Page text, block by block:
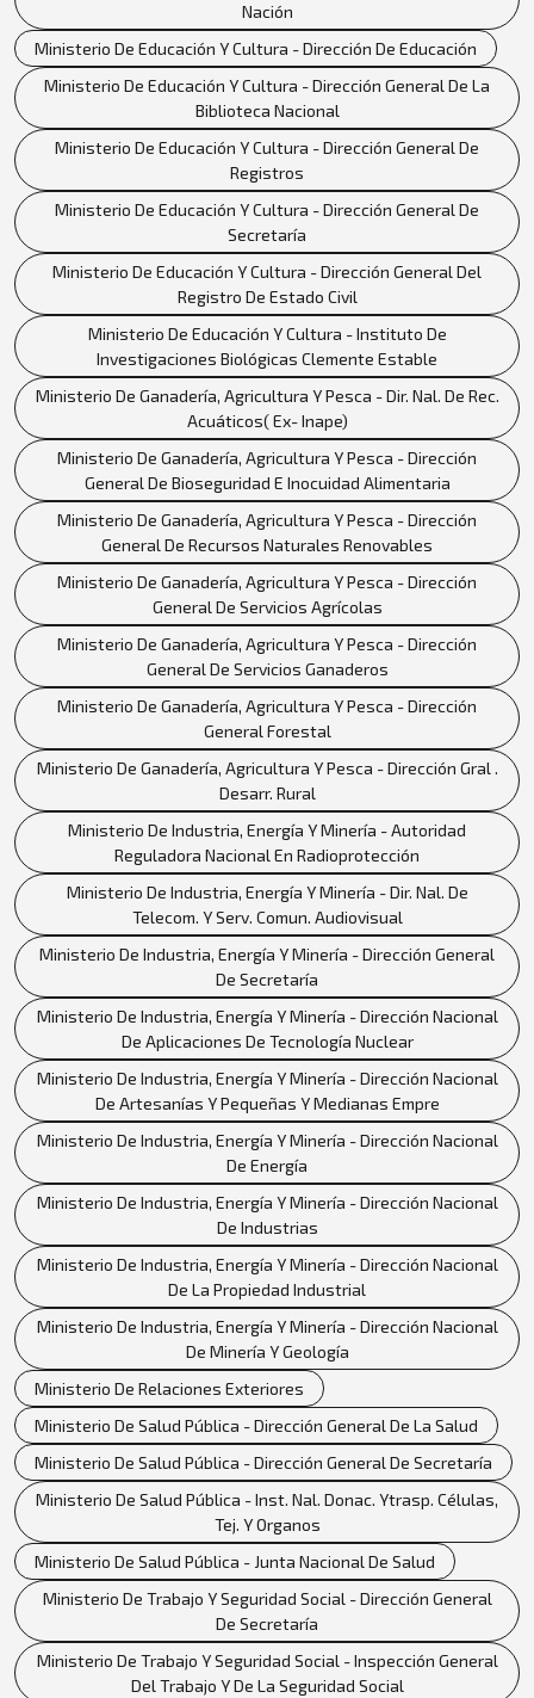
Nación
Ministerio De Educación Y Cultura - Dirección De Educación
Ministerio De Educación Y Cultura - Dirección General De La
Biblioteca Nacional
Ministerio De Educación Y Cultura - Dirección General De
Registros
Ministerio De Educación Y Cultura - Dirección General De
Secretaría
Ministerio De Educación Y Cultura - Dirección General Del
Registro De Estado Civil
Ministerio De Educación Y Cultura - Instituto De
Investigaciones Biológicas Clemente Estable
Ministerio De Ganadería, Agricultura Y Pesca - Dir. Nal. De Rec.
Acuáticos( Ex- Inape)
Ministerio De Ganadería, Agricultura Y Pesca - Dirección
General De Bioseguridad E Inocuidad Alimentaria
Ministerio De Ganadería, Agricultura Y Pesca - Dirección
General De Recursos Naturales Renovables
Ministerio De Ganadería, Agricultura Y Pesca - Dirección
General De Servicios Agrícolas
Ministerio De Ganadería, Agricultura Y Pesca - Dirección
General De Servicios Ganaderos
Ministerio De Ganadería, Agricultura Y Pesca - Dirección
General Forestal
Ministerio De Ganadería, Agricultura Y Pesca - Dirección Gral .
Desarr. Rural
Ministerio De Industria, Energía Y Minería - Autoridad
Reguladora Nacional En Radioprotección
Ministerio De Industria, Energía Y Minería - Dir. Nal. De
Telecom. Y Serv. Comun. Audiovisual
Ministerio De Industria, Energía Y Minería - Dirección General
De Secretaría
Ministerio De Industria, Energía Y Minería - Dirección Nacional
De Aplicaciones De Tecnología Nuclear
Ministerio De Industria, Energía Y Minería - Dirección Nacional
De Artesanías Y Pequeñas Y Medianas Empre
Ministerio De Industria, Energía Y Minería - Dirección Nacional
De Energía
Ministerio De Industria, Energía Y Minería - Dirección Nacional
De Industrias
Ministerio De Industria, Energía Y Minería - Dirección Nacional
De La Propiedad Industrial
Ministerio De Industria, Energía Y Minería - Dirección Nacional
De Minería Y Geología
Ministerio De Relaciones Exteriores
Ministerio De Salud Pública - Dirección General De La Salud
Ministerio De Salud Pública - Dirección General De Secretaría
Ministerio De Salud Pública - Inst. Nal. Donac. Ytrasp. Células,
Tej. Y Organos
Ministerio De Salud Pública - Junta Nacional De Salud
Ministerio De Trabajo Y Seguridad Social - Dirección General
De Secretaría
Ministerio De Trabajo Y Seguridad Social - Inspección General
Del Trabajo Y De La Seguridad Social